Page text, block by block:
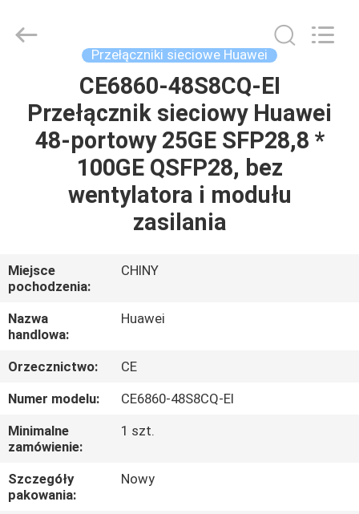
DOMU
PRODUKTY
O
NAS
WYCIECZKA
PO
FABRYCE
KONTROLA
JAKOŚCI
Przełączniki sieciowe Huawei
CE6860-48S8CQ-EI
Przełącznik sieciowy Huawei
48-portowy 25GE SFP28,8 *
100GE QSFP28, bez
wentylatora i modułu
zasilania
Miejsce
pochodzenia:
CHINY
Nazwa
handlowa:
Huawei
Orzecznictwo:
CE
Numer modelu:
CE6860-48S8CQ-EI
Minimalne
zamówienie:
1 szt.
Szczegóły
pakowania:
Nowy